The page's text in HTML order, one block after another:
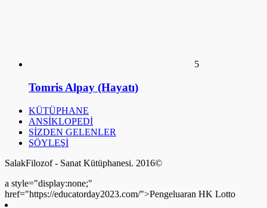
Pengeluaran China
Live SDY
Data HK Lotto
NenekToto
Keluaran HK Lotto
Data HK Lotto
Live Macau
Pengeluaran HK Lotto
Pengeluaran HK Lotto
Data HK Lotto